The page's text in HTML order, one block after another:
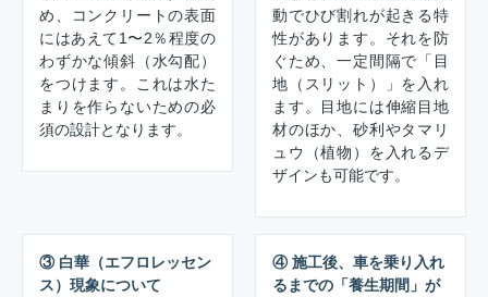
め、コンクリートの表面
にはあえて1〜2％程度の
わずかな傾斜（水勾配）
をつけます。これは水た
まりを作らないための必
須の設計となります。
動でひび割れが起きる特
性があります。それを防
ぐため、一定間隔で「目
地（スリット）」を入れ
ます。目地には伸縮目地
材のほか、砂利やタマリ
ュウ（植物）を入れるデ
ザインも可能です。
③ 白華（エフロレッセン
ス）現象について
④ 施工後、車を乗り入れ
るまでの「養生期間」が